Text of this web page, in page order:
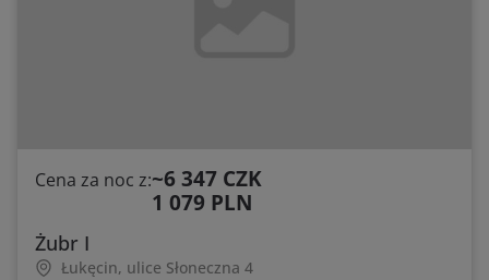
Cena za noc z:~6 347 CZK
1 079 PLN
Żubr I
Łukęcin, ulice Słoneczna 4